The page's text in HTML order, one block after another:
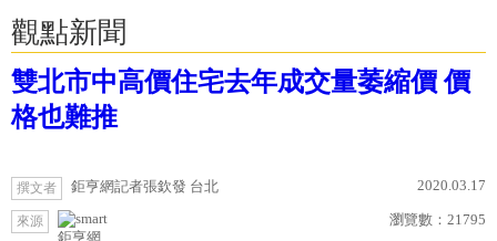
觀點新聞
雙北市中高價住宅去年成交量萎縮價 價
格也難推
撰文者 鉅亨網記者張欽發 台北 2020.03.17
來源
鉅亨網
瀏覽數： 21795